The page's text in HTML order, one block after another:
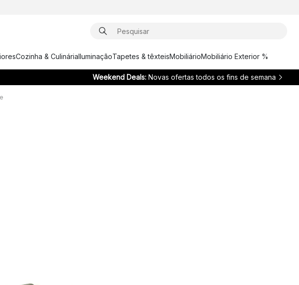
Cozinha & CulináriaIluminaçãoTapetes & têxteisMobiliárioMobiliário Exterior %
Weekend Deals: Novas ofertas todos os fins de semana